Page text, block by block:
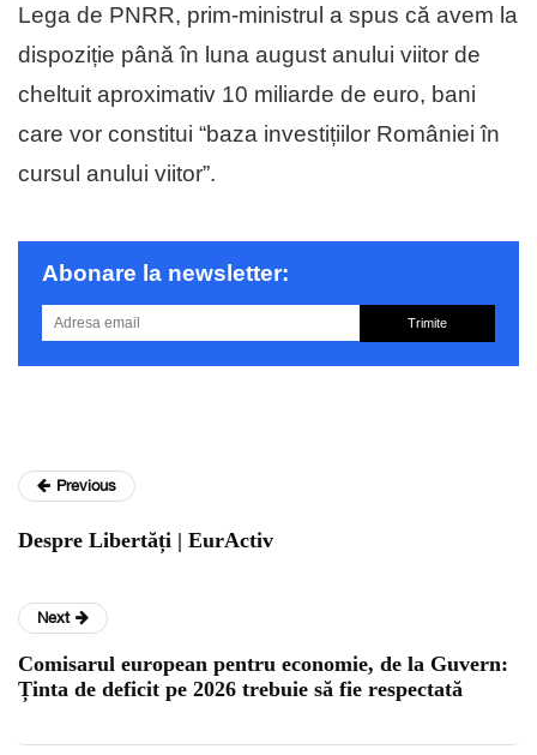
Lega de PNRR, prim-ministrul a spus că avem la
dispoziție până în luna august anului viitor de
cheltuit aproximativ 10 miliarde de euro, bani
care vor constitui “baza investițiilor României în
cursul anului viitor”.
Abonare la newsletter:
Trimite
Previous
Despre Libertăți | EurActiv
Next
Comisarul european pentru economie, de la Guvern:
Ținta de deficit pe 2026 trebuie să fie respectată